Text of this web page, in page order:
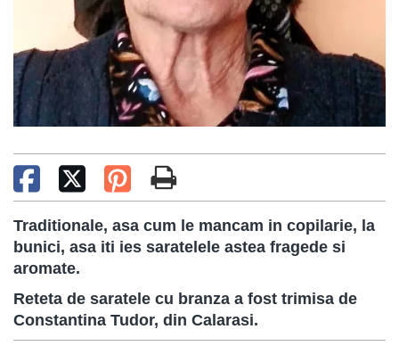
Traditionale, asa cum le mancam in copilarie, la
bunici, asa iti ies saratelele astea fragede si
aromate.
Reteta de saratele cu branza a fost trimisa de
Constantina Tudor, din Calarasi.